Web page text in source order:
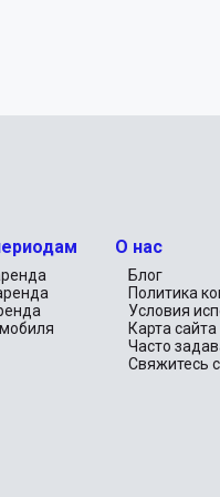
О нас
Блог
Политика
Условия
Карта сайта
Часто
Свяжитесь